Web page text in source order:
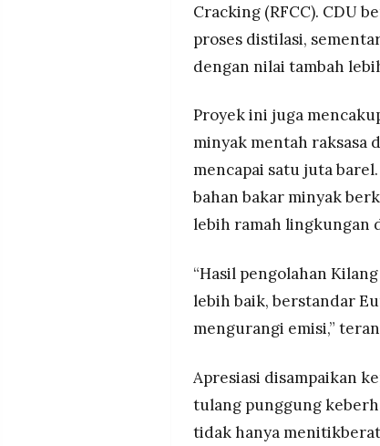
Cracking (RFCC). CDU
proses distilasi,
dengan nilai tambah
Proyek ini juga
minyak mentah raksasa
mencapai satu juta
bahan bakar minyak
lebih ramah lingkungan
“Hasil pengolahan
lebih baik, berstandar
mengurangi emisi,”
Apresiasi disampaikan
tulang punggung
tidak hanya